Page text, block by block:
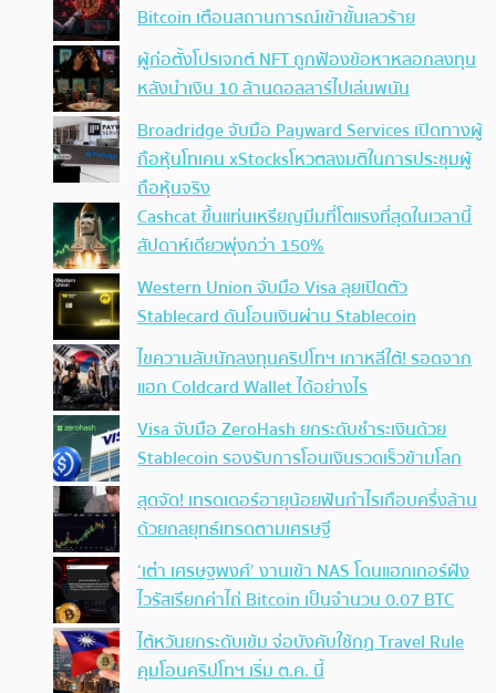
Bitcoin เตือนสถานการณ์เข้าขั้นเลวร้าย
ผู้ก่อตั้งโปรเจกต์ NFT ถูกฟ้องข้อหาหลอกลงทุน
หลังนำเงิน 10 ล้านดอลลาร์ไปเล่นพนัน
Broadridge จับมือ Payward Services เปิดทางผู้
ถือหุ้นโทเคน xStocksโหวตลงมติในการประชุมผู้
ถือหุ้นจริง
Cashcat ขึ้นแท่นเหรียญมีมที่โตแรงที่สุดในเวลานี้
สัปดาห์เดียวพุ่งกว่า 150%
Western Union จับมือ Visa ลุยเปิดตัว
Stablecard ดันโอนเงินผ่าน Stablecoin
ไขความลับนักลงทุนคริปโทฯ เกาหลีใต้! รอดจาก
แฮก Coldcard Wallet ได้อย่างไร
Visa จับมือ ZeroHash ยกระดับชำระเงินด้วย
Stablecoin รองรับการโอนเงินรวดเร็วข้ามโลก
สุดจัด! เทรดเดอร์อายุน้อยฟันกำไรเกือบครึ่งล้าน
ด้วยกลยุทธ์เทรดตามเศรษฐี
‘เต๋า เศรษฐพงศ์’ งานเข้า NAS โดนแฮกเกอร์ฝัง
ไวรัสเรียกค่าไถ่ Bitcoin เป็นจำนวน 0.07 BTC
ไต้หวันยกระดับเข้ม จ่อบังคับใช้กฏ Travel Rule
คุมโอนคริปโทฯ เริ่ม ต.ค. นี้